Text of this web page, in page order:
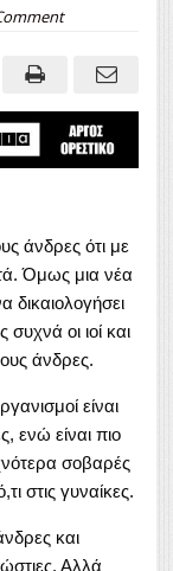
άνδρες ότι με
Όμως μια νέα
δικαιολογήσει
οι ιοί και
άνδρες.
είναι
ενώ είναι πιο
σοβαρές
στις γυναίκες.
και
Αλλά